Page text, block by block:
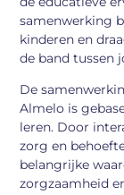
samenwerking
kinderen en
de band tussen
De
Almelo is
leren. Door
zorg en
belangrijke
zorgzaamheid